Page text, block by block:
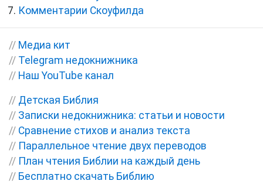
Комментарии Скоуфилда
// Медиа кит
// Telegram недокнижника
// Наш YouTube канал
// Детская Библия
// Записки недокнижника: статьи и новости
// Сравнение стихов и анализ текста
// Параллельное чтение двух переводов
// План чтения Библии на каждый день
// Бесплатно скачать Библию